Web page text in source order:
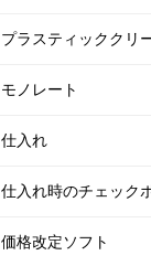
プラスティッククリ
モノレート
仕入れ
仕入れ時のチェック
価格改定ソフト